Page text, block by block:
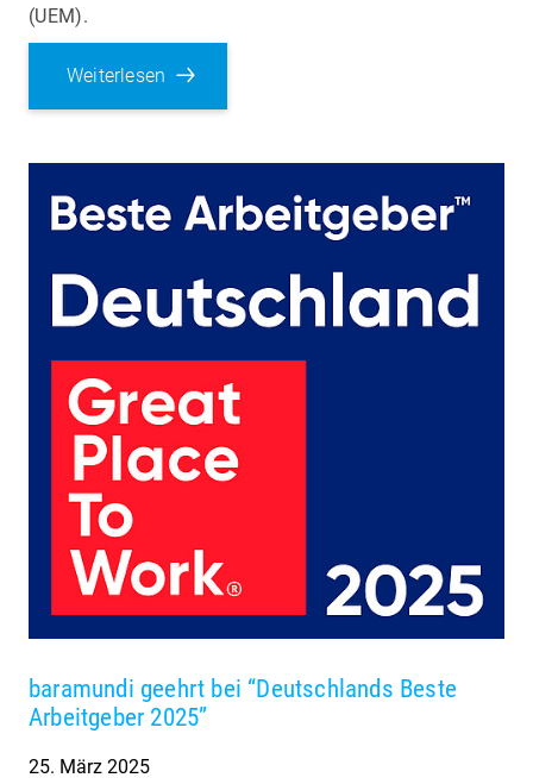
(UEM).
Weiterlesen
baramundi geehrt bei “Deutschlands Beste
Arbeitgeber 2025”
25. März 2025